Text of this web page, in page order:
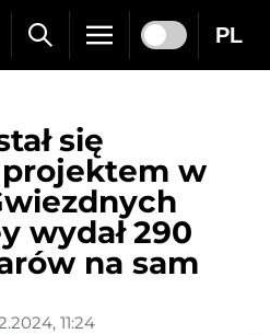
PL
się
w
wydał 290
na sam
11:24